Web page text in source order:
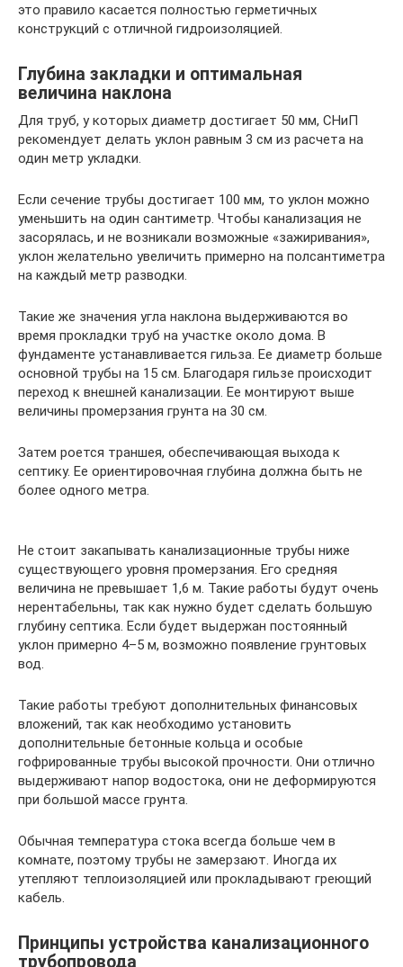
это правило касается полностью герметичных
конструкций с отличной гидроизоляцией.
Глубина закладки и оптимальная
величина наклона
Для труб, у которых диаметр достигает 50 мм, СНиП
рекомендует делать уклон равным 3 см из расчета на
один метр укладки.
Если сечение трубы достигает 100 мм, то уклон можно
уменьшить на один сантиметр. Чтобы канализация не
засорялась, и не возникали возможные «зажиривания»,
уклон желательно увеличить примерно на полсантиметра
на каждый метр разводки.
Такие же значения угла наклона выдерживаются во
время прокладки труб на участке около дома. В
фундаменте устанавливается гильза. Ее диаметр больше
основной трубы на 15 см. Благодаря гильзе происходит
переход к внешней канализации. Ее монтируют выше
величины промерзания грунта на 30 см.
Затем роется траншея, обеспечивающая выхода к
септику. Ее ориентировочная глубина должна быть не
более одного метра.
Не стоит закапывать канализационные трубы ниже
существующего уровня промерзания. Его средняя
величина не превышает 1,6 м. Такие работы будут очень
нерентабельны, так как нужно будет сделать большую
глубину септика. Если будет выдержан постоянный
уклон примерно 4–5 м, возможно появление грунтовых
вод.
Такие работы требуют дополнительных финансовых
вложений, так как необходимо установить
дополнительные бетонные кольца и особые
гофрированные трубы высокой прочности. Они отлично
выдерживают напор водостока, они не деформируются
при большой массе грунта.
Обычная температура стока всегда больше чем в
комнате, поэтому трубы не замерзают. Иногда их
утепляют теплоизоляцией или прокладывают греющий
кабель.
Принципы устройства канализационного
трубопровода